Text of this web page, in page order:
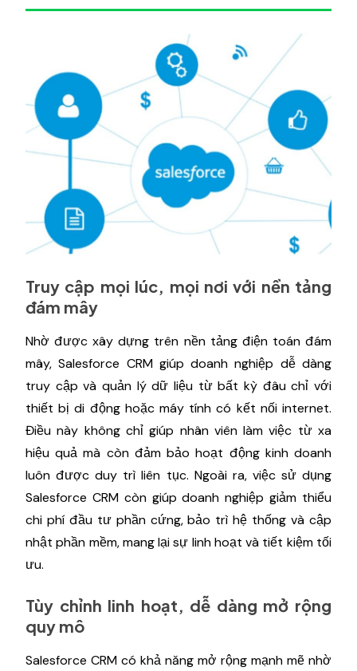
Truy cập mọi lúc, mọi nơi với nền tảng
đám mây
Nhờ được xây dựng trên nền tảng điện toán đám
mây, Salesforce CRM giúp doanh nghiệp dễ dàng
truy cập và quản lý dữ liệu từ bất kỳ đâu chỉ với
thiết bị di động hoặc máy tính có kết nối internet.
Điều này không chỉ giúp nhân viên làm việc từ xa
hiệu quả mà còn đảm bảo hoạt động kinh doanh
luôn được duy trì liên tục. Ngoài ra, việc sử dụng
Salesforce CRM còn giúp doanh nghiệp giảm thiểu
chi phí đầu tư phần cứng, bảo trì hệ thống và cập
nhật phần mềm, mang lại sự linh hoạt và tiết kiệm tối
ưu.
Tùy chỉnh linh hoạt, dễ dàng mở rộng
quy mô
Salesforce CRM có khả năng mở rộng mạnh mẽ nhờ